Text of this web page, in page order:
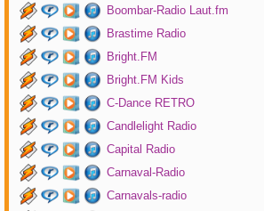
Boombar-Radio Laut.fm
Brastime Radio
Bright.FM
Bright.FM Kids
C-Dance RETRO
Candlelight Radio
Capital Radio
Carnaval-Radio
Carnavals-radio